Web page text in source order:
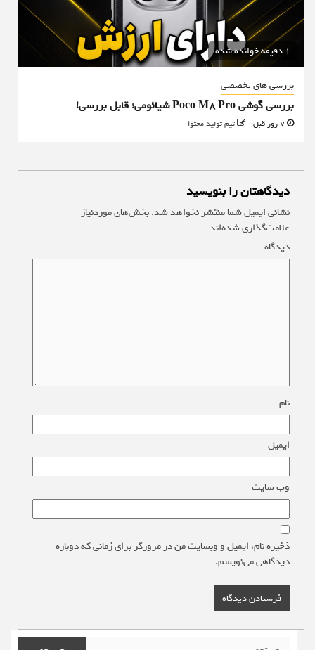
1 دقیقه خوانده شده
بررسی های تخصصی
بررسی گوشی Poco M8 Pro شیائومی؛ قابل بررسی!
تیم تولید محتوا
دیدگاهتان را بنویسید
نشانی ایمیل شما منتشر نخواهد شد.بخش‌های موردنیاز
علامت‌گذاری شده‌اند
دیدگاه
نام
ایمیل
وب‌ سایت
ذخیره نام، ایمیل و وبسایت من در مرورگر برای زمانی که دوباره
دیدگاهی می‌نویسم.